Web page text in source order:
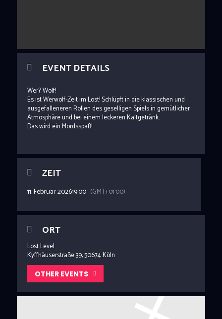
EVENT DETAILS
Wer? Wolf!
Es ist Werwolf-Zeit im Lost! Schlüpft in die klassischen und
ausgefalleneren Rollen des geselligen Spiels in gemütlicher
Atmosphäre und bei einem leckeren Kaltgetränk.
Das wird ein Mordsspaß!
ZEIT
11. Februar 202619:00 (GMT+01:00)
ORT
Lost Level
Kyffhäuserstraße 39, 50674 Köln
OTHER EVENTS